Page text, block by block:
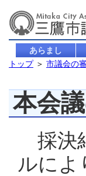
あらまし
トップ＞ 市議会の
本会
採決
ルによ